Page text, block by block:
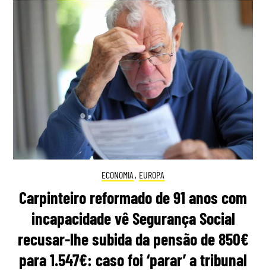
ECONOMIA , EUROPA
Carpinteiro reformado de 91 anos com
incapacidade vê Segurança Social
recusar-lhe subida da pensão de 850€
para 1.547€: caso foi ‘parar’ a tribunal